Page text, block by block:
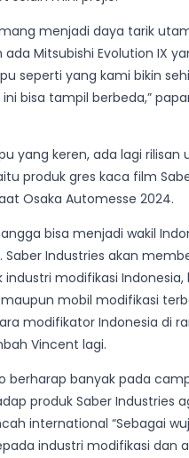
menjadi daya tarik
Mitsubishi Evolution IX
seperti yang kami bikin
bisa tampil berbeda,”
yang keren, ada lagi rilisan
produk gres kaca film
Osaka Automesse 2024.
bisa menjadi wakil
Saber Industries akan
modifikasi Indonesia,
mobil modifikasi
modifikator Indonesia di
Vincent lagi.
berharap banyak pada
produk Saber Industries
international “Sebagai
industri modifikasi dan